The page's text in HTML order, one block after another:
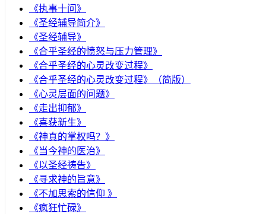
《执事十问》
《圣经辅导简介》
《圣经辅导》
​《合乎圣经的愤怒与压力管理》
《合乎圣经的心灵改变过程》
《合乎圣经的心灵改变过程》（简版）
《心灵层面的问题》
《走出抑郁》
《喜获新生》
《神真的掌权吗？》
《当今神的医治》
《以圣经祷告》
《寻求神的旨意》
《不加思索的信仰 》
《疯狂忙碌》